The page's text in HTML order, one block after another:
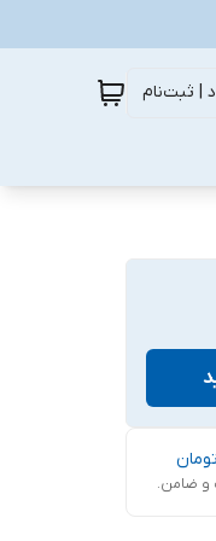
| ثبت‌نام
تومان